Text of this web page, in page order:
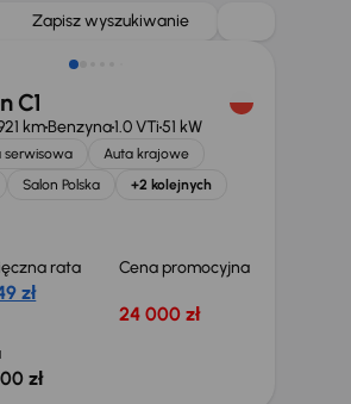
Zapisz wyszukiwanie
C1
kmBenzyna1.0 VTi51 kW
serwisowa
Auta krajowe
Salon Polska +2 kolejnych
rata
zł
Cena promocyjna
24 000 zł
zł
o 1 000 zł